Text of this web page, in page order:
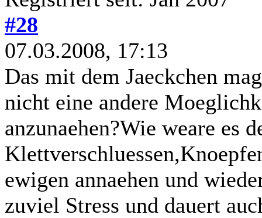
#28
07.03.2008, 17:13
Das mit dem Jaeckchen
nicht eine andere
anzunaehen?Wie weare es
ewigen annaehen und
zuviel Stress und dauert